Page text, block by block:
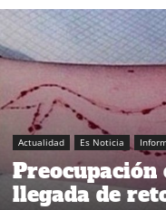
Actualidad Es Noticia
llegada de